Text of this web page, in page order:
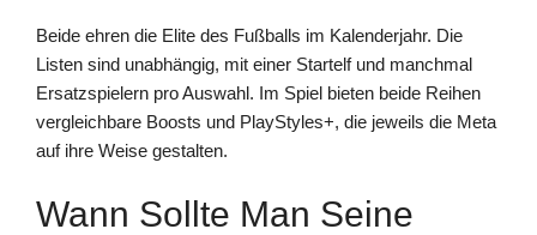
Beide ehren die Elite des Fußballs im Kalenderjahr. Die
Listen sind unabhängig, mit einer Startelf und manchmal
Ersatzspielern pro Auswahl. Im Spiel bieten beide Reihen
vergleichbare Boosts und PlayStyles+, die jeweils die Meta
auf ihre Weise gestalten.
Wann Sollte Man Seine